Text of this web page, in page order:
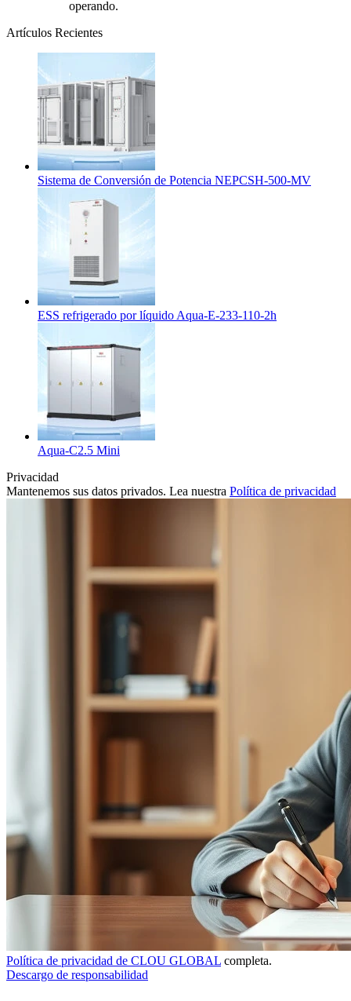
operando.
Artículos Recientes
Sistema de Conversión de Potencia NEPCSH-500-MV
ESS refrigerado por líquido Aqua-E-233-110-2h
Aqua-C2.5 Mini
Privacidad
Mantenemos sus datos privados. Lea nuestra Política de privacidad
Política de privacidad de CLOU GLOBAL completa.
Descargo de responsabilidad